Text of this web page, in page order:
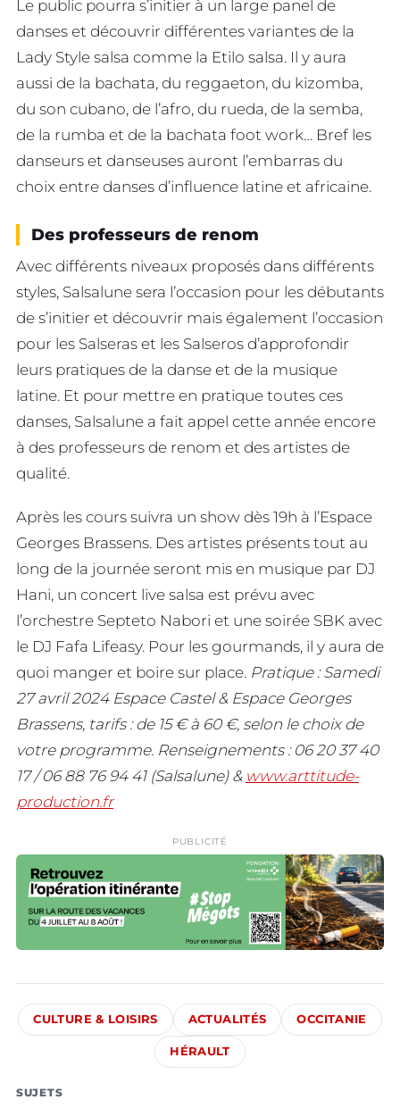
Le public pourra s’initier à un large panel de
danses et découvrir différentes variantes de la
Lady Style salsa comme la Etilo salsa. Il y aura
aussi de la bachata, du reggaeton, du kizomba,
du son cubano, de l’afro, du rueda, de la semba,
de la rumba et de la bachata foot work… Bref les
danseurs et danseuses auront l’embarras du
choix entre danses d’influence latine et africaine.
Des professeurs de renom
Avec différents niveaux proposés dans différents
styles, Salsalune sera l’occasion pour les débutants
de s’initier et découvrir mais également l’occasion
pour les Salseras et les Salseros d’approfondir
leurs pratiques de la danse et de la musique
latine. Et pour mettre en pratique toutes ces
danses, Salsalune a fait appel cette année encore
à des professeurs de renom et des artistes de
qualité.
Après les cours suivra un show dès 19h à l’Espace
Georges Brassens. Des artistes présents tout au
long de la journée seront mis en musique par DJ
Hani, un concert live salsa est prévu avec
l’orchestre Septeto Nabori et une soirée SBK avec
le DJ Fafa Lifeasy. Pour les gourmands, il y aura de
quoi manger et boire sur place. Pratique : Samedi
27 avril 2024 Espace Castel & Espace Georges
Brassens, tarifs : de 15 € à 60 €, selon le choix de
votre programme. Renseignements : 06 20 37 40
17 / 06 88 76 94 41 (Salsalune) & www.arttitude-
production.fr
PUBLICITÉ
CULTURE & LOISIRS ACTUALITÉS OCCITANIE
HÉRAULT
SUJETS